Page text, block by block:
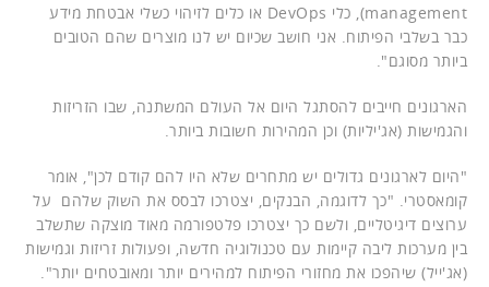
management), כלי DevOps או כלים לזיהוי כשלי אבטחת מידע
כבר בשלבי הפיתוח. אני חושב שכיום יש לנו מוצרים שהם הטובים
ביותר מסוגם".
הארגונים חייבים להסתגל היום אל העולם המשתנה, שבו הזריזות
והגמישות (אג'יליות) וכן המהירות חשובות ביותר.
"היום לארגונים גדולים יש מתחרים שלא היו להם קודם לכן", אומר
קומאסטרי. "כך לדוגמה, הבנקים, יצטרכו לבסס את השוק שלהם על
ערוצים דיגיטליים, ולשם כך יצטרכו פלטפורמה מאוד מוצקה שתשלב
בין מערכות ליבה קיימות עם טכנולוגיה חדשה, ופעולות זריזות וגמישות
(אג'ייל) שיהפכו את מחזורי הפיתוח למהירים יותר ומאובטחים יותר".